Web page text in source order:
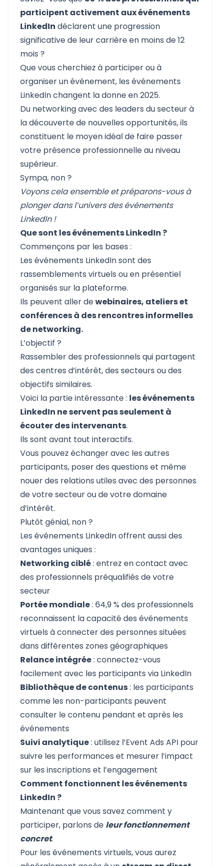
participent activement aux événements
LinkedIn déclarent une progression
significative de leur carrière en moins de 12
mois ?
Que vous cherchiez à participer ou à
organiser un événement, les événements
LinkedIn changent la donne en 2025.
Du networking avec des leaders du secteur à
la découverte de nouvelles opportunités, ils
constituent le moyen idéal de faire passer
votre présence professionnelle au niveau
supérieur.
Sympa, non ?
Voyons cela ensemble et préparons-vous à
plonger dans l’univers des événements
LinkedIn !
Que sont les événements LinkedIn ?
Commençons par les bases :
Les événements LinkedIn sont des
rassemblements virtuels ou en présentiel
organisés sur la plateforme.
Ils peuvent aller dewebinaires, ateliers et
conférences à des rencontres informelles
de networking.
L’objectif ?
Rassembler des professionnels qui partagent
des centres d’intérêt, des secteurs ou des
objectifs similaires.
Voici la partie intéressante : les événements
LinkedIn ne servent pas seulement à
écouter des intervenants.
Ils sont avant tout interactifs.
Vous pouvez échanger avec les autres
participants, poser des questions et même
nouer des relations utiles avec des personnes
de votre secteur ou de votre domaine
d’intérêt.
Plutôt génial, non ?
Les événements LinkedIn offrent aussi des
avantages uniques :
Networking ciblé: entrez en contact avec
des professionnels préqualifiés de votre
secteur
Portée mondiale: 64,9 % des professionnels
reconnaissent la capacité des événements
virtuels à connecter des personnes situées
dans différentes zones géographiques
Relance intégrée: connectez-vous
facilement avec les participants via LinkedIn
Bibliothèque de contenus: les participants
comme les non-participants peuvent
consulter le contenu pendant et après les
événements
Suivi analytique: utilisez l’Event Ads API pour
suivre les performances et mesurer l’impact
sur les inscriptions et l’engagement
Comment fonctionnent les événements
LinkedIn ?
Maintenant que vous savez comment y
participer, parlons de leur fonctionnement
concret.
Pour les événements virtuels, vous aurez